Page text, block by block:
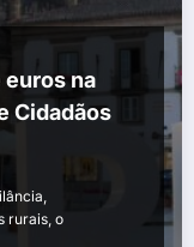
euros na
Cidadãos
rurais, o